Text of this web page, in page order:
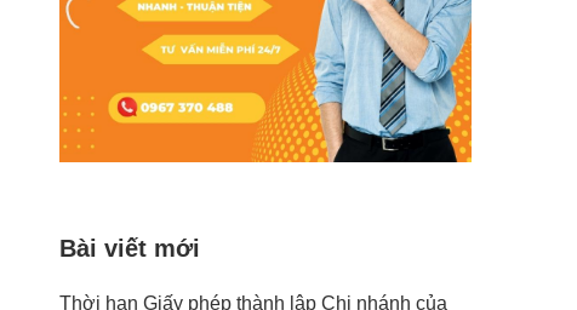
Bài viết mới
Thời hạn Giấy phép thành lập Chi nhánh của